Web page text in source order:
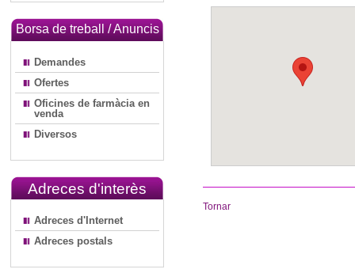
Borsa de treball / Anuncis
Demandes
Ofertes
Oficines de farmàcia en
venda
Diversos
Adreces d'interès
Adreces d'Internet
Adreces postals
Tornar